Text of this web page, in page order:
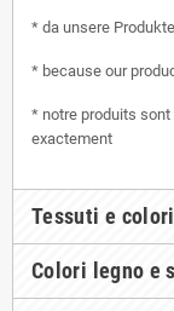
* da unsere
* because our
* notre produits
exactement
Tessuti e
Colori legno e